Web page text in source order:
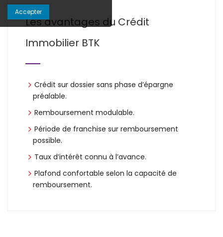
Accepter
Les avantages du Crédit
Immobilier BTK
Crédit sur dossier sans phase d’épargne
préalable.
Remboursement modulable.
Période de franchise sur remboursement
possible.
Taux d’intérêt connu à l’avance.
Plafond confortable selon la capacité de
remboursement.